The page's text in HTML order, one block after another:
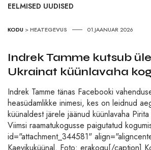
EELMISED UUDISED
KODU >HEATEGEVUS 01.JAANUAR 2026
Indrek Tamme kutsub
Ukrainat küünlavaha
Indrek Tamme tänas Facebooki
heasüdamlikke inimesi, kes on leidnud
küünaldest järele jäänud küünlavaha
Viimsi raamatukogusse paigutatud
id="attachment_344581"
Kaevikuküünal. Foto: erakogu[/caption]